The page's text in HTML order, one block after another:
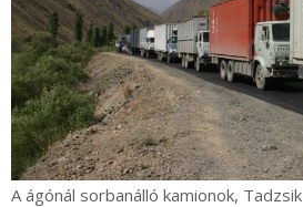
A ágónál sorbanálló kamionok, Tadzsik